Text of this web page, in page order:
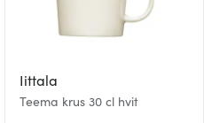
Iittala
Teema krus 30 cl hvit